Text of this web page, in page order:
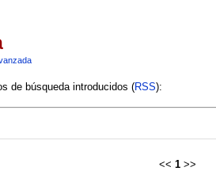
de búsqueda introducidos (RSS):
<< 1 >>